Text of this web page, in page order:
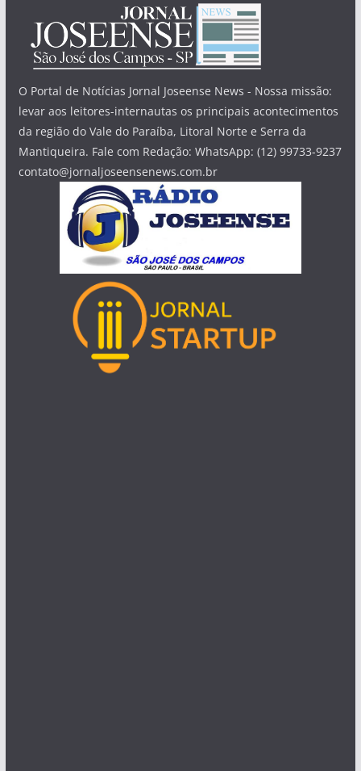
O Portal de Notícias Jornal Joseense News - Nossa missão:
levar aos leitores-internautas os principais acontecimentos
da região do Vale do Paraíba, Litoral Norte e Serra da
Mantiqueira. Fale com Redação: WhatsApp: (12) 99733-9237
contato@jornaljoseensenews.com.br